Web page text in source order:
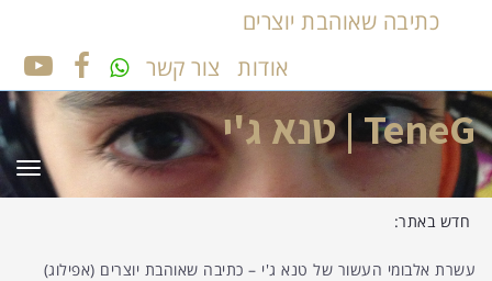
כתיבה שאוהבת יוצרים
אודות
צור קשר
TeneG | טנא ג'י
חדש באתר:
עשרת אלבומי העשור של טנא ג'י – כתיבה שאוהבת יוצרים (אפילוג)